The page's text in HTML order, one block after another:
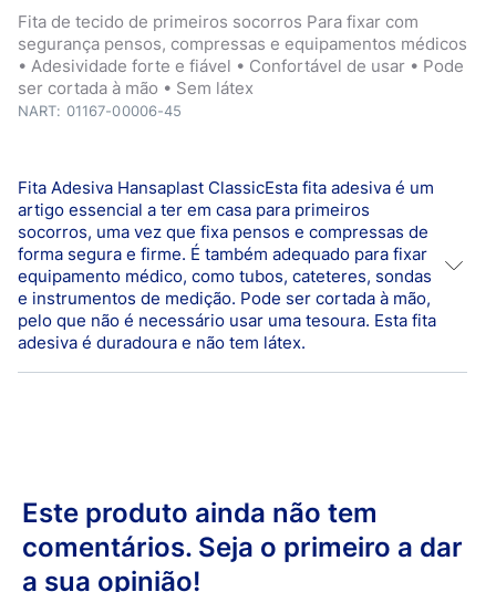
Fita de tecido de primeiros socorros Para fixar com
segurança pensos, compressas e equipamentos médicos
• Adesividade forte e fiável • Confortável de usar • Pode
ser cortada à mão • Sem látex
NART: 01167-00006-45
Fita Adesiva Hansaplast ClassicEsta fita adesiva é um
artigo essencial a ter em casa para primeiros
socorros, uma vez que fixa pensos e compressas de
forma segura e firme. É também adequado para fixar
equipamento médico, como tubos, cateteres, sondas
e instrumentos de medição. Pode ser cortada à mão,
pelo que não é necessário usar uma tesoura. Esta fita
adesiva é duradoura e não tem látex.
Este produto ainda não tem
comentários. Seja o primeiro a dar
a sua opinião!